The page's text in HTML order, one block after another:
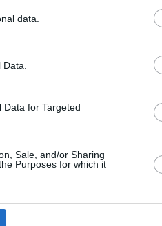
data.
for Targeted
Sale, and/or Sharing
Purposes for which it
un lenguaje moderado. No
utilizar una expresión y